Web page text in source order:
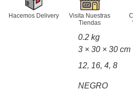
Hacemos Delivery
Visita Nuestras
Tiendas
0.2 kg
3 × 30 × 30 cm
12, 16, 4, 8
NEGRO